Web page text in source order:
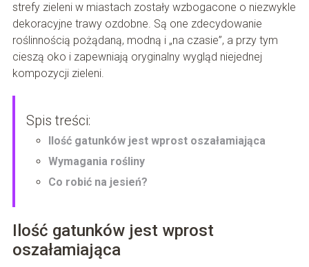
strefy zieleni w miastach zostały wzbogacone o niezwykle
dekoracyjne trawy ozdobne. Są one zdecydowanie
roślinnością pożądaną, modną i „na czasie”, a przy tym
cieszą oko i zapewniają oryginalny wygląd niejednej
kompozycji zieleni.
Spis treści:
Ilość gatunków jest wprost oszałamiająca
Wymagania rośliny
Co robić na jesień?
Ilość gatunków jest wprost
oszałamiająca